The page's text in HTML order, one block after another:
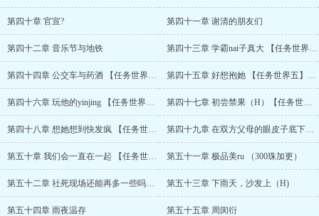
第四十章 官宣? 第四十一章 谢清的朋友们
第四十二章 音乐节与地铁 第四十三章 学霸nai子真大 【任务世界五】
第四十四章 公交车与药酒 【任务世界五】 第四十五章 好想抱她 【任务世界五】（200珠加更）
第四十六章 玩他的yinjing 【任务世界五】 第四十七章 初尝禁果（H）【任务世界五】
第四十八章 想她想到快发疯 【任务世界五】 第四十九章 在双方父母的眼皮子底下做ai（H）【任务世界五】
第五十章 我们会一直在一起 【任务世界五】 第五十一章 极品美ru （300珠加更）
第五十二章 社死现场还能再多一些吗（400珠加更） 第五十三章 下雨天，沙发上（H)
第五十四章 雨夜温存 第五十五章 周闵衍